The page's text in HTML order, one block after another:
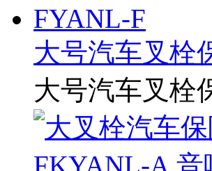
大号汽车叉栓
大号汽车叉栓